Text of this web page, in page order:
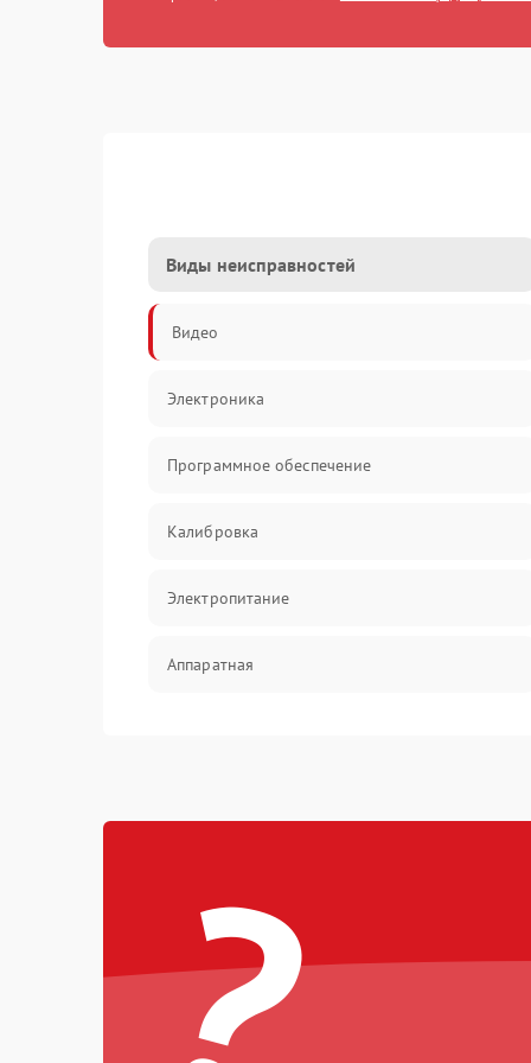
Виды неисправностей
Видео
Электроника
Программное обеспечение
Калибровка
Электропитание
Аппаратная